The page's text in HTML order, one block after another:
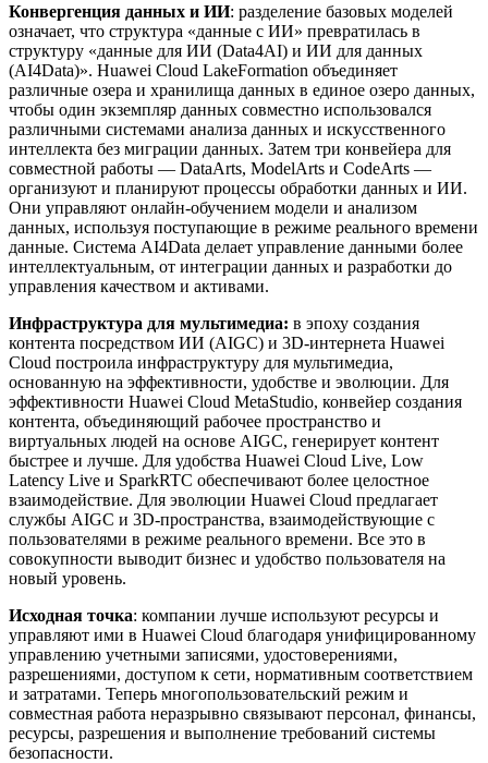
Конвергенция данных и ИИ: разделение базовых моделей
означает, что структура «данные с ИИ» превратилась в
структуру «данные для ИИ (Data4AI) и ИИ для данных
(AI4Data)». Huawei Cloud LakeFormation объединяет
различные озера и хранилища данных в единое озеро данных,
чтобы один экземпляр данных совместно использовался
различными системами анализа данных и искусственного
интеллекта без миграции данных. Затем три конвейера для
совместной работы — DataArts, ModelArts и CodeArts —
организуют и планируют процессы обработки данных и ИИ.
Они управляют онлайн-обучением модели и анализом
данных, используя поступающие в режиме реального времени
данные. Система AI4Data делает управление данными более
интеллектуальным, от интеграции данных и разработки до
управления качеством и активами.
Инфраструктура для мультимедиа: в эпоху создания
контента посредством ИИ (AIGC) и 3D-интернета Huawei
Cloud построила инфраструктуру для мультимедиа,
основанную на эффективности, удобстве и эволюции. Для
эффективности Huawei Cloud MetaStudio, конвейер создания
контента, объединяющий рабочее пространство и
виртуальных людей на основе AIGC, генерирует контент
быстрее и лучше. Для удобства Huawei Cloud Live, Low
Latency Live и SparkRTC обеспечивают более целостное
взаимодействие. Для эволюции Huawei Cloud предлагает
службы AIGC и 3D-пространства, взаимодействующие с
пользователями в режиме реального времени. Все это в
совокупности выводит бизнес и удобство пользователя на
новый уровень.
Исходная точка: компании лучше используют ресурсы и
управляют ими в Huawei Cloud благодаря унифицированному
управлению учетными записями, удостоверениями,
разрешениями, доступом к сети, нормативным соответствием
и затратами. Теперь многопользовательский режим и
совместная работа неразрывно связывают персонал, финансы,
ресурсы, разрешения и выполнение требований системы
безопасности.